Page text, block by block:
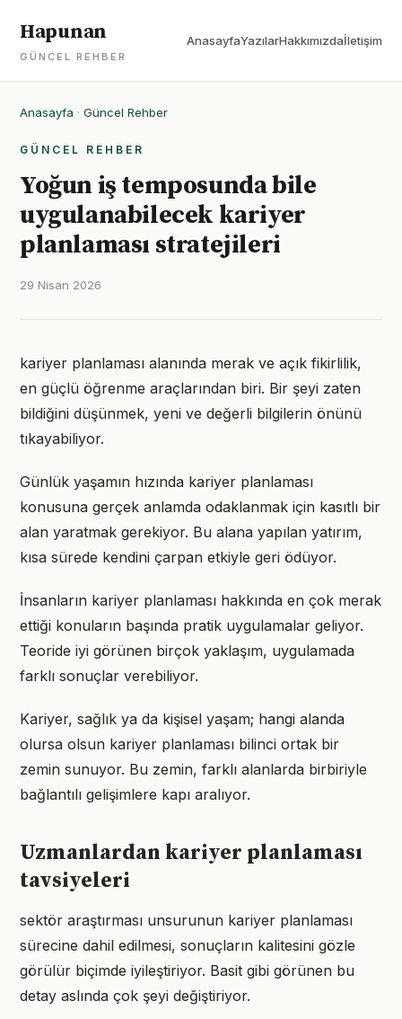
Hapunan
GÜNCEL REHBER
AnasayfaYazılarHakkımızdaİletişim
Anasayfa · Güncel Rehber
GÜNCEL REHBER
Yoğun iş temposunda bile
uygulanabilecek kariyer
planlaması stratejileri
29 Nisan 2026
kariyer planlaması alanında merak ve açık fikirlilik,
en güçlü öğrenme araçlarından biri. Bir şeyi zaten
bildiğini düşünmek, yeni ve değerli bilgilerin önünü
tıkayabiliyor.
Günlük yaşamın hızında kariyer planlaması
konusuna gerçek anlamda odaklanmak için kasıtlı bir
alan yaratmak gerekiyor. Bu alana yapılan yatırım,
kısa sürede kendini çarpan etkiyle geri ödüyor.
İnsanların kariyer planlaması hakkında en çok merak
ettiği konuların başında pratik uygulamalar geliyor.
Teoride iyi görünen birçok yaklaşım, uygulamada
farklı sonuçlar verebiliyor.
Kariyer, sağlık ya da kişisel yaşam; hangi alanda
olursa olsun kariyer planlaması bilinci ortak bir
zemin sunuyor. Bu zemin, farklı alanlarda birbiriyle
bağlantılı gelişimlere kapı aralıyor.
Uzmanlardan kariyer planlaması
tavsiyeleri
sektör araştırması unsurunun kariyer planlaması
sürecine dahil edilmesi, sonuçların kalitesini gözle
görülür biçimde iyileştiriyor. Basit gibi görünen bu
detay aslında çok şeyi değiştiriyor.